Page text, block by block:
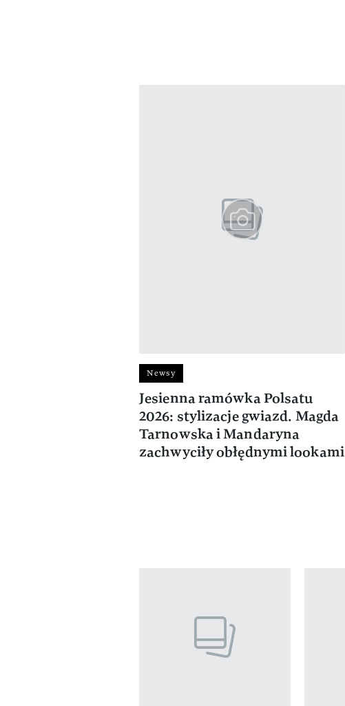
Newsy
Jesienna ramówka Polsatu
2026: stylizacje gwiazd. Magda
Tarnowska i Mandaryna
zachwyciły obłędnymi lookami
previous element